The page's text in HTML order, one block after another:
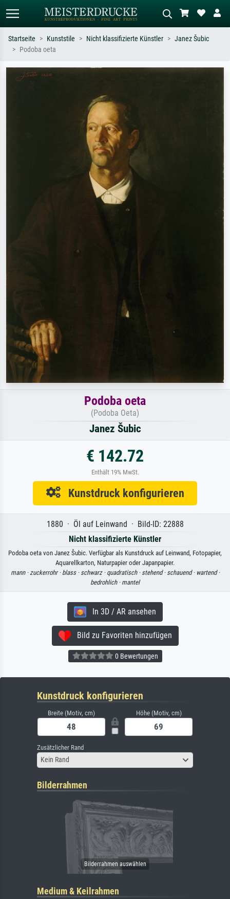
Suchen Sie nach Künstlern, Werktiteln
Sternennacht, Impressionismus, Welle
Startseite Kunststile Nicht klassifizierte Künstler
Janez Šubic
Podoba oeta
Podoba oeta
(Podoba Oeta)
Janez Šubic
€ 142.72
Enthält 19% MwSt.
Kunstdruck konfigurieren
1880 · Öl auf Leinwand · Bild-ID: 22888
Nicht klassifizierte Künstler
Podoba oeta von Janez Šubic. Verfügbar als Kunstdruck auf Leinwand, Fotopapier,
Aquarellkarton, Naturpapier oder Japanpapier.
mann · zuckerrohr · blass · schwarz · quadratisch · stehend · schauend · wartend ·
bedrohlich · mantel
In 3D / AR ansehen
Bild zu Favoriten hinzufügen
0 Bewertungen
Kunstdruck konfigurieren
Breite (Motiv, cm) Höhe (Motiv, cm)
Zusätzlicher Rand
Kein Rand
Bilderrahmen
Medium & Keilrahmen